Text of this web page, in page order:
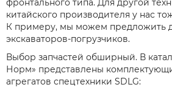
фронтального типа. Для другой
китайского производителя у нас
К примеру, мы можем предложить
экскаваторов-погрузчиков.
Выбор запчастей обширный. В
Норм» представлены
агрегатов спецтехники SDLG: